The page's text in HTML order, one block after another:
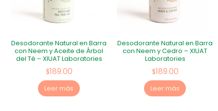
Desodorante Natural en Barra
con Neem y Aceite de Árbol
del Té – XIUAT Laboratories
$189.00
Leer más
Desodorante Natural en Barra
con Neem y Cedro – XIUAT
Laboratories
$189.00
Leer más